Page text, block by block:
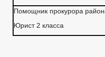
Помощник прокурора
Юрист 2 класса